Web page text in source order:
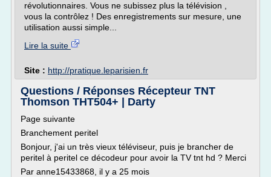
révolutionnaires. Vous ne subissez plus la télévision ,
vous la contrôlez ! Des enregistrements sur mesure, une
utilisation aussi simple...
Lire la suite
Site : http://pratique.leparisien.fr
Questions / Réponses Récepteur TNT
Thomson THT504+ | Darty
Page suivante
Branchement peritel
Bonjour, j'ai un très vieux téléviseur, puis je brancher de
peritel à peritel ce décodeur pour avoir la TV tnt hd ? Merci
Par anne15433868, il y a 25 mois